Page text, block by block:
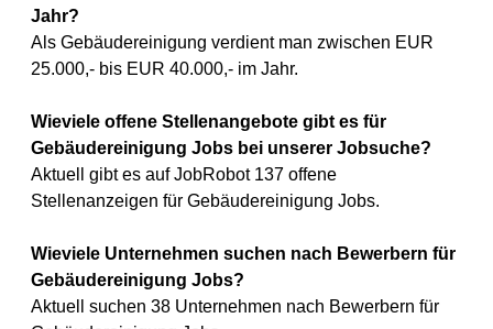
Jahr?
Als Gebäudereinigung verdient man zwischen EUR
25.000,- bis EUR 40.000,- im Jahr.
Wieviele offene Stellenangebote gibt es für
Gebäudereinigung Jobs bei unserer Jobsuche?
Aktuell gibt es auf JobRobot 137 offene
Stellenanzeigen für Gebäudereinigung Jobs.
Wieviele Unternehmen suchen nach Bewerbern für
Gebäudereinigung Jobs?
Aktuell suchen 38 Unternehmen nach Bewerbern für